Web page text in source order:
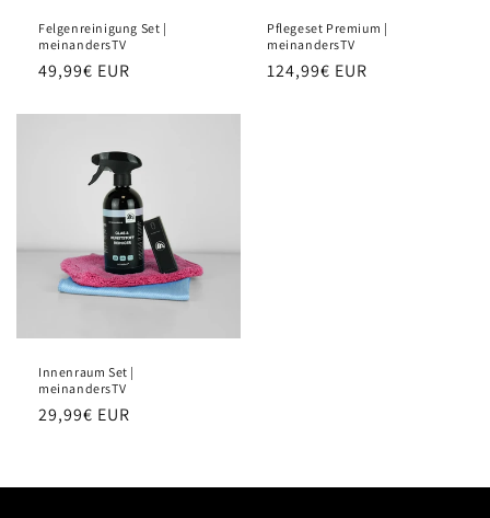
Felgenreinigung Set |
meinandersTV
Normaler
49,99€ EUR
Pflegeset Premium |
meinandersTV
Normaler
124,99€ EUR
Innenraum Set |
meinandersTV
Normaler
29,99€ EUR